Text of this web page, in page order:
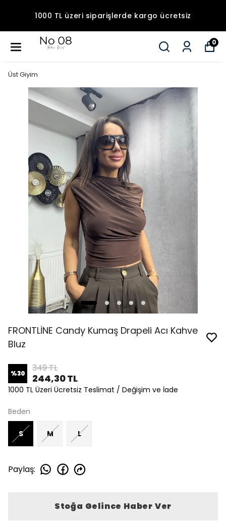
1000 TL üzeri siparişlerde kargo ücretsiz
0
Üst Giyim
FRONTLİNE Candy Kumaş Drapeli Acı Kahve
Bluz
%30 349 TL
244,30 TL
1000 TL Üzeri Ücretsiz Teslimat / Değişim ve İade
Beden
S M L
Paylaş:
Stoğa Gelince Haber Ver